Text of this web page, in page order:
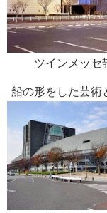
ツインメッセ
船の形をした芸術
多目的施設